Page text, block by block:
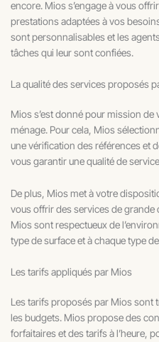
encore. Mios s’engage à vous
prestations adaptées à vos
sont personnalisables et les
tâches qui leur sont confiées.
La qualité des services proposés
Mios s’est donné pour mission
ménage. Pour cela, Mios
une vérification des références et
vous garantir une qualité de
De plus, Mios met à votre
vous offrir des services de grande
Mios sont respectueux de
type de surface et à chaque type
Les tarifs appliqués par Mios
Les tarifs proposés par Mios sont
les budgets. Mios propose des
forfaitaires et des tarifs à l’heure,